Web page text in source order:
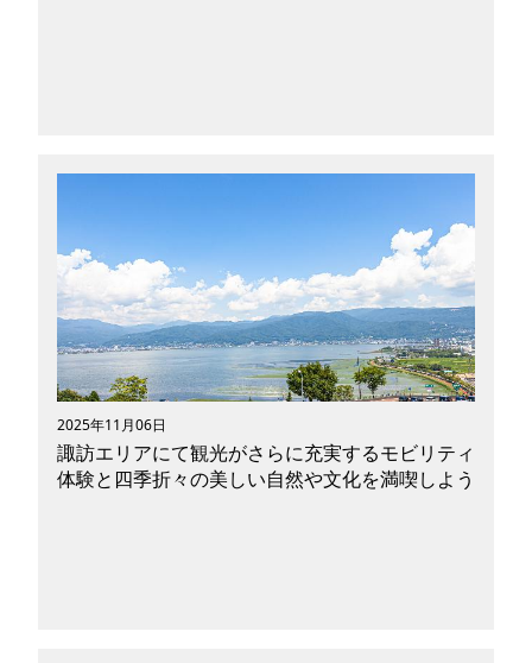
泉てんすいを訪ね、文学碑を巡りながら、玉名ラ
ーメンや有明海の海の幸などご当地グルメも堪
能。パーソナルモビリティ（電動キックボード・
Eバイク）で巡るからこそ、温泉・食・文学の魅
力を一日で体感できるモデルコースを紹介しま
す。
2025年11月06日
諏訪エリアにて観光がさらに充実するモビリティ
体験と四季折々の美しい自然や文化を満喫しよう